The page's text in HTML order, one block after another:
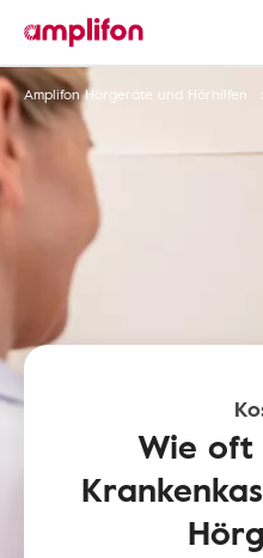
Amplifon Hörgeräte und Hörhilfen
Wie